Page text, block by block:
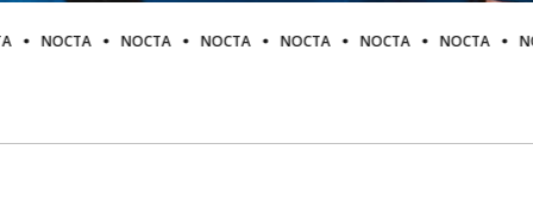
NOCTA NOCTA NOCTA NOCTA NOCTA NOCTA